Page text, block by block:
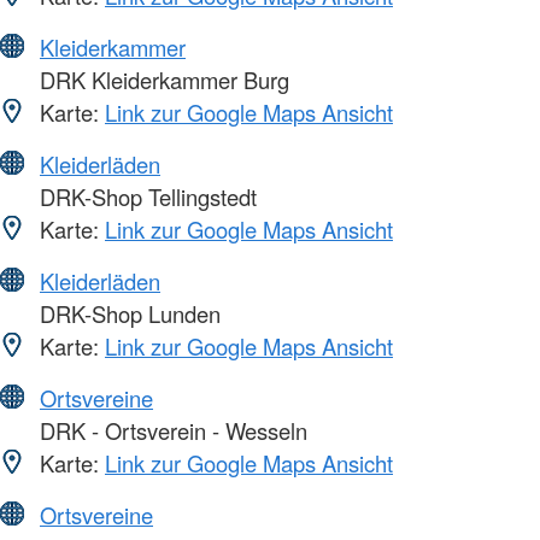
Kleiderkammer
DRK Kleiderkammer Burg
Karte: Link zur Google Maps Ansicht
Kleiderläden
DRK-Shop Tellingstedt
Karte: Link zur Google Maps Ansicht
Kleiderläden
DRK-Shop Lunden
Karte: Link zur Google Maps Ansicht
Ortsvereine
DRK - Ortsverein - Wesseln
Karte: Link zur Google Maps Ansicht
Ortsvereine